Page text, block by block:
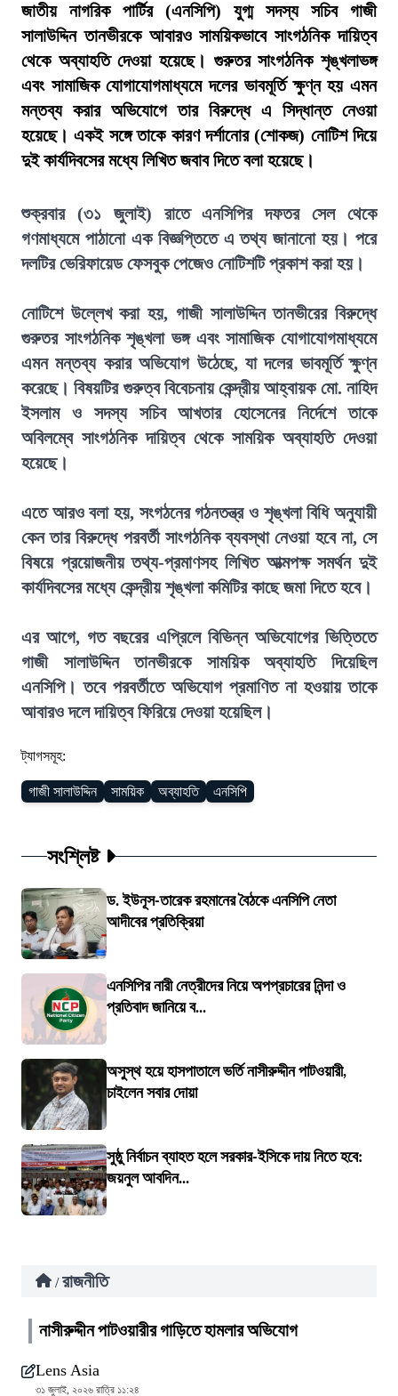
জাতীয় নাগরিক পার্টির (এনসিপি) যুগ্ম সদস্য সচিব গাজী
সালাউদ্দিন তানভীরকে আবারও সাময়িকভাবে সাংগঠনিক দায়িত্ব
থেকে অব্যাহতি দেওয়া হয়েছে। গুরুতর সাংগঠনিক শৃঙ্খলাভঙ্গ
এবং সামাজিক যোগাযোগমাধ্যমে দলের ভাবমূর্তি ক্ষুণ্ন হয় এমন
মন্তব্য করার অভিযোগে তার বিরুদ্ধে এ সিদ্ধান্ত নেওয়া
হয়েছে। একই সঙ্গে তাকে কারণ দর্শানোর (শোকজ) নোটিশ দিয়ে
দুই কার্যদিবসের মধ্যে লিখিত জবাব দিতে বলা হয়েছে।
শুক্রবার (৩১ জুলাই) রাতে এনসিপির দফতর সেল থেকে
গণমাধ্যমে পাঠানো এক বিজ্ঞপ্তিতে এ তথ্য জানানো হয়। পরে
দলটির ভেরিফায়েড ফেসবুক পেজেও নোটিশটি প্রকাশ করা হয়।
নোটিশে উল্লেখ করা হয়, গাজী সালাউদ্দিন তানভীরের বিরুদ্ধে
গুরুতর সাংগঠনিক শৃঙ্খলা ভঙ্গ এবং সামাজিক যোগাযোগমাধ্যমে
এমন মন্তব্য করার অভিযোগ উঠেছে, যা দলের ভাবমূর্তি ক্ষুণ্ন
করেছে। বিষয়টির গুরুত্ব বিবেচনায় কেন্দ্রীয় আহ্বায়ক মো. নাহিদ
ইসলাম ও সদস্য সচিব আখতার হোসেনের নির্দেশে তাকে
অবিলম্বে সাংগঠনিক দায়িত্ব থেকে সাময়িক অব্যাহতি দেওয়া
হয়েছে।
এতে আরও বলা হয়, সংগঠনের গঠনতন্ত্র ও শৃঙ্খলা বিধি অনুযায়ী
কেন তার বিরুদ্ধে পরবর্তী সাংগঠনিক ব্যবস্থা নেওয়া হবে না, সে
বিষয়ে প্রয়োজনীয় তথ্য-প্রমাণসহ লিখিত আত্মপক্ষ সমর্থন দুই
কার্যদিবসের মধ্যে কেন্দ্রীয় শৃঙ্খলা কমিটির কাছে জমা দিতে হবে।
এর আগে, গত বছরের এপ্রিলে বিভিন্ন অভিযোগের ভিত্তিতে
গাজী সালাউদ্দিন তানভীরকে সাময়িক অব্যাহতি দিয়েছিল
এনসিপি। তবে পরবর্তীতে অভিযোগ প্রমাণিত না হওয়ায় তাকে
আবারও দলে দায়িত্ব ফিরিয়ে দেওয়া হয়েছিল।
ট্যাগসমূহ:
গাজী সালাউদ্দিন সাময়িক অব্যাহতি এনসিপি
সংশ্লিষ্ট
ড. ইউনূস-তারেক রহমানের বৈঠকে এনসিপি নেতা
আদীবের প্রতিক্রিয়া
এনসিপির নারী নেত্রীদের নিয়ে অপপ্রচারের নিন্দা ও
প্রতিবাদ জানিয়ে ব...
অসুস্থ হয়ে হাসপাতালে ভর্তি নাসীরুদ্দীন পাটওয়ারী,
চাইলেন সবার দোয়া
সুষ্ঠু নির্বাচন ব্যাহত হলে সরকার-ইসিকে দায় নিতে হবে:
জয়নুল আবদিন...
/ রাজনীতি
নাসীরুদ্দীন পাটওয়ারীর গাড়িতে হামলার অভিযোগ
Lens Asia
৩১ জুলাই, ২০২৬ রাত্রি ১১:২৪